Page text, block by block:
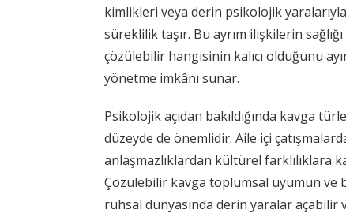
kimlikleri veya derin psikolojik
süreklilik taşır. Bu ayrım ilişkilerin
çözülebilir hangisinin kalıcı olduğunu
yönetme imkânı sunar.
Psikolojik açıdan bakıldığında kavga
düzeyde de önemlidir. Aile içi
anlaşmazlıklardan kültürel farklılıklara
Çözülebilir kavga toplumsal uyumun ve
ruhsal dünyasında derin yaralar